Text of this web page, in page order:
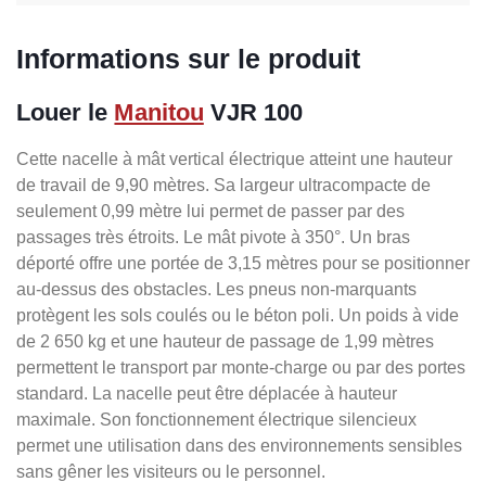
Informations sur le produit
Louer le Manitou VJR 100
Cette nacelle à mât vertical électrique atteint une hauteur
de travail de 9,90 mètres. Sa largeur ultracompacte de
seulement 0,99 mètre lui permet de passer par des
passages très étroits. Le mât pivote à 350°. Un bras
déporté offre une portée de 3,15 mètres pour se positionner
au-dessus des obstacles. Les pneus non-marquants
protègent les sols coulés ou le béton poli. Un poids à vide
de 2 650 kg et une hauteur de passage de 1,99 mètres
permettent le transport par monte-charge ou par des portes
standard. La nacelle peut être déplacée à hauteur
maximale. Son fonctionnement électrique silencieux
permet une utilisation dans des environnements sensibles
sans gêner les visiteurs ou le personnel.